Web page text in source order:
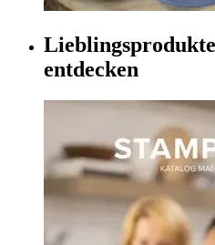
entdecken